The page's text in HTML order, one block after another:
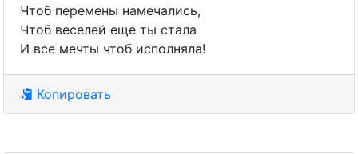
Чтоб перемены намечались,
Чтоб веселей еще ты стала
И все мечты чтоб исполняла!
Копировать